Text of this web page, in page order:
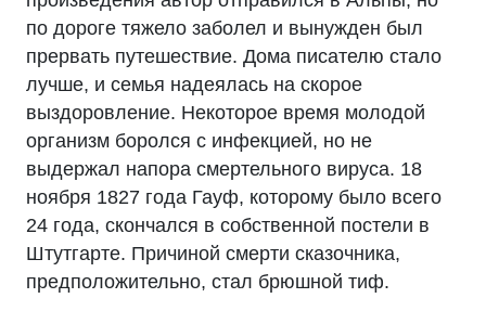
по дороге тяжело заболел и вынужден был
прервать путешествие. Дома писателю стало
лучше, и семья надеялась на скорое
выздоровление. Некоторое время молодой
организм боролся с инфекцией, но не
выдержал напора смертельного вируса. 18
ноября 1827 года Гауф, которому было всего
24 года, скончался в собственной постели в
Штутгарте. Причиной смерти сказочника,
предположительно, стал брюшной тиф.